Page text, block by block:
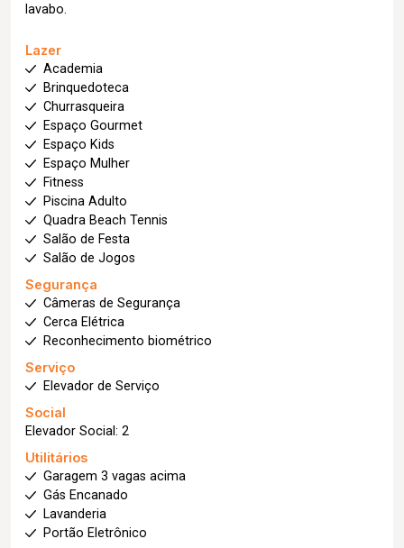
lavabo.
Lazer
Academia
Brinquedoteca
Churrasqueira
Espaço Gourmet
Espaço Kids
Espaço Mulher
Fitness
Piscina Adulto
Quadra Beach Tennis
Salão de Festa
Salão de Jogos
Segurança
Câmeras de Segurança
Cerca Elétrica
Reconhecimento biométrico
Serviço
Elevador de Serviço
Social
Elevador Social: 2
Utilitários
Garagem 3 vagas acima
Gás Encanado
Lavanderia
Portão Eletrônico